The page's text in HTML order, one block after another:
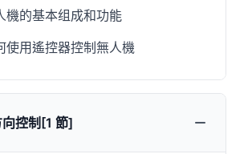
機的基本组成和功能
使用遙控器控制無人機
控制[1 節]